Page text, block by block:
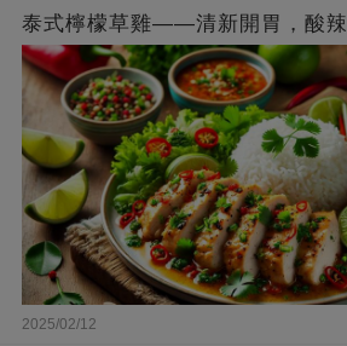
泰式檸檬草雞——清新開胃，酸
2025/02/12